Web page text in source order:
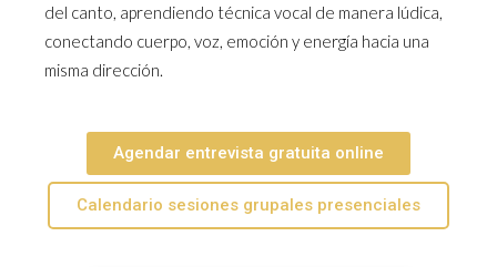
del canto, aprendiendo técnica vocal de manera lúdica,
conectando cuerpo, voz, emoción y energía hacia una
misma dirección.
Agendar entrevista gratuita online
Calendario sesiones grupales presenciales